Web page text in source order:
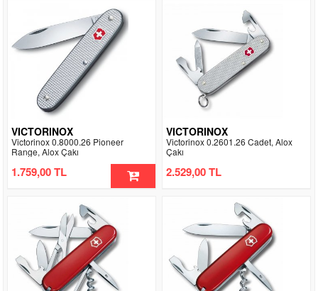
VICTORINOX
Victorinox 0.8000.26 Pioneer
Range, Alox Çakı
1.759,00 TL
VICTORINOX
Victorinox 0.2601.26 Cadet, Alox
Çakı
2.529,00 TL